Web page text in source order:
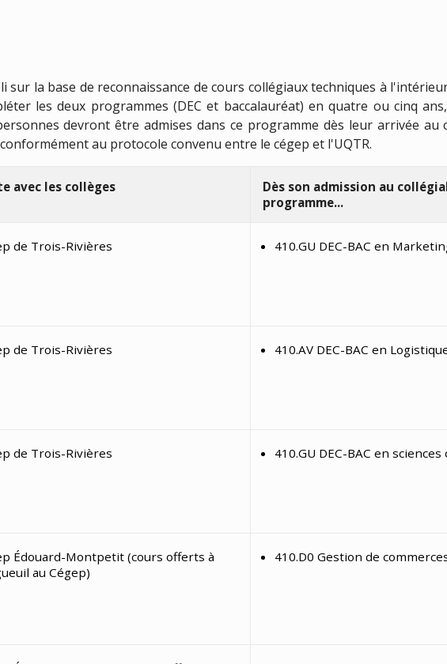
sur la base de reconnaissance de cours collégiaux techniques à
les deux programmes (DEC et baccalauréat) en quatre ou cinq
devront être admises dans ce programme dès leur arrivée
au protocole convenu entre le cégep et l'UQTR.
avec les collèges
Dès son admission au
programme...
de Trois-Rivières 410.GU DEC-BAC en
de Trois-Rivières 410.AV DEC-BAC en
de Trois-Rivières 410.GU DEC-BAC en
Édouard-Montpetit (cours offerts à
au Cégep)
410.D0 Gestion de